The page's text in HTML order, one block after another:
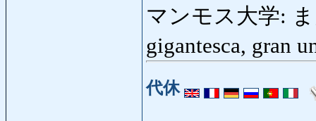
マンモス大学:
gigantesca, gran
代休